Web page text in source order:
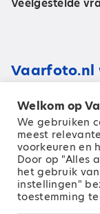
Veelgestelde
Vaarfoto.nl
©
Welkom op
We gebruiken
meest
voorkeuren en
Door op "Alles
het gebruik
instellingen"
toestemming